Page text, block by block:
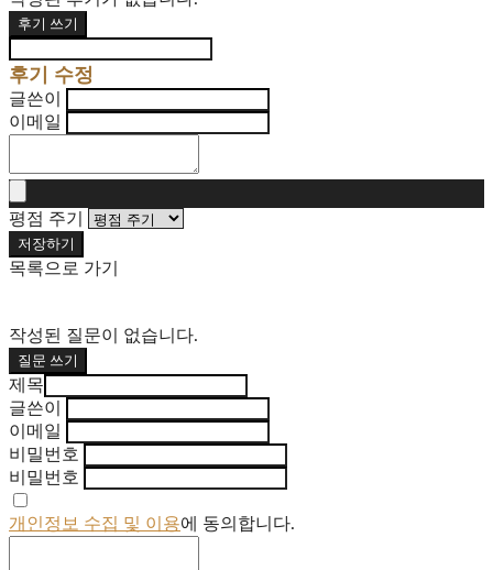
후기 쓰기
후기 수정
글쓴이
이메일
평점 주기
저장하기
목록으로 가기
작성된 질문이 없습니다.
질문 쓰기
제목
글쓴이
이메일
비밀번호
비밀번호
개인정보 수집 및 이용에 동의합니다.